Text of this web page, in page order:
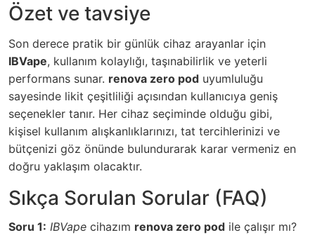
Özet ve tavsiye
Son derece pratik bir günlük cihaz arayanlar için
IBVape, kullanım kolaylığı, taşınabilirlik ve yeterli
performans sunar. renova zero pod uyumluluğu
sayesinde likit çeşitliliği açısından kullanıcıya geniş
seçenekler tanır. Her cihaz seçiminde olduğu gibi,
kişisel kullanım alışkanlıklarınızı, tat tercihlerinizi ve
bütçenizi göz önünde bulundurarak karar vermeniz en
doğru yaklaşım olacaktır.
Sıkça Sorulan Sorular (FAQ)
Soru 1: IBVape cihazım renova zero pod ile çalışır mı?